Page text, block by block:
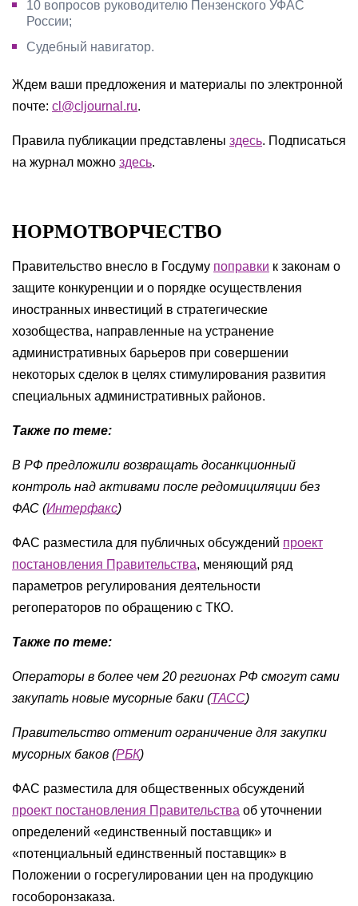
10 вопросов руководителю Пензенского УФАС
России;
Судебный навигатор.
Ждем ваши предложения и материалы по электронной
почте: cl@cljournal.ru.
Правила публикации представлены здесь. Подписаться
на журнал можно здесь.
НОРМОТВОРЧЕСТВО
Правительство внесло в Госдуму поправки к законам о
защите конкуренции и о порядке осуществления
иностранных инвестиций в стратегические
хозобщества, направленные на устранение
административных барьеров при совершении
некоторых сделок в целях стимулирования развития
специальных административных районов.
Также по теме:
В РФ предложили возвращать досанкционный
контроль над активами после редомициляции без
ФАС (Интерфакс)
ФАС разместила для публичных обсуждений проект
постановления Правительства, меняющий ряд
параметров регулирования деятельности
регоператоров по обращению с ТКО.
Также по теме:
Операторы в более чем 20 регионах РФ смогут сами
закупать новые мусорные баки (ТАСС)
Правительство отменит ограничение для закупки
мусорных баков (РБК)
ФАС разместила для общественных обсуждений
проект постановления Правительства об уточнении
определений «единственный поставщик» и
«потенциальный единственный поставщик» в
Положении о госрегулировании цен на продукцию
гособоронзаказа.